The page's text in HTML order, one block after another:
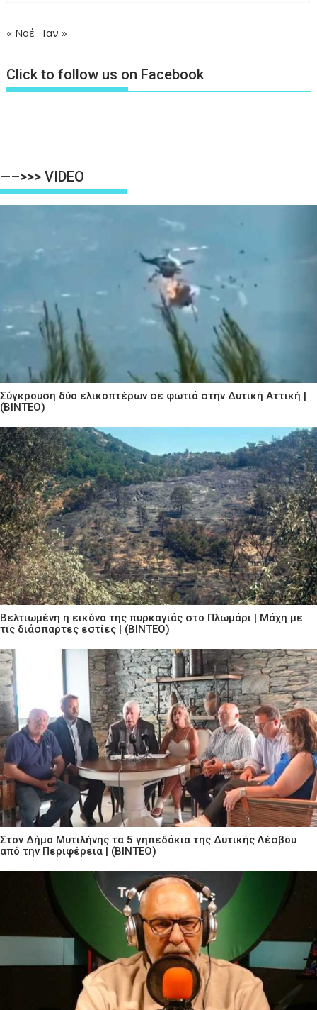
« Νοέ Ιαν »
Click to follow us on Facebook
—–>>> VIDEO
Σύγκρουση δύο ελικοπτέρων σε φωτιά στην Δυτική Αττική |
(ΒΙΝΤΕΟ)
Βελτιωμένη η εικόνα της πυρκαγιάς στο Πλωμάρι | Μάχη με
τις διάσπαρτες εστίες | (ΒΙΝΤΕΟ)
Στον Δήμο Μυτιλήνης τα 5 γηπεδάκια της Δυτικής Λέσβου
από την Περιφέρεια | (ΒΙΝΤΕΟ)